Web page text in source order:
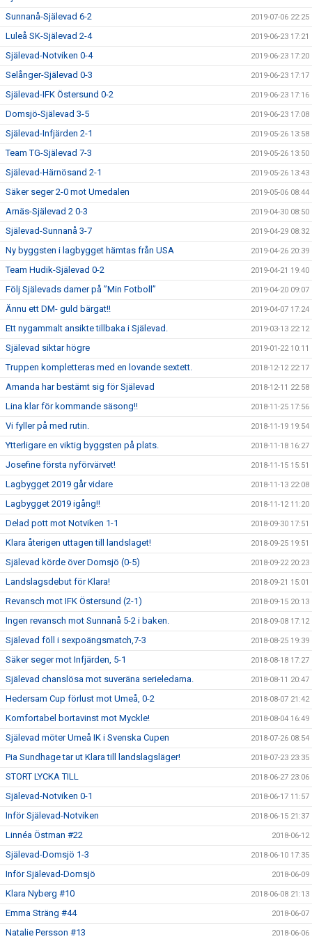
Sunnanå-Själevad 6-2 2019-07-06 22:25
Luleå SK-Själevad 2-4 2019-06-23 17:21
Själevad-Notviken 0-4 2019-06-23 17:20
Selånger-Själevad 0-3 2019-06-23 17:17
Själevad-IFK Östersund 0-2 2019-06-23 17:16
Domsjö-Själevad 3-5 2019-06-23 17:08
Själevad-Infjärden 2-1 2019-05-26 13:58
Team TG-Själevad 7-3 2019-05-26 13:50
Själevad-Härnösand 2-1 2019-05-26 13:43
Säker seger 2-0 mot Umedalen 2019-05-06 08:44
Arnäs-Själevad 2 0-3 2019-04-30 08:50
Själevad-Sunnanå 3-7 2019-04-29 08:32
Ny byggsten i lagbygget hämtas från USA 2019-04-26 20:39
Team Hudik-Själevad 0-2 2019-04-21 19:40
Följ Själevads damer på ”Min Fotboll” 2019-04-20 09:07
Ännu ett DM- guld bärgat!! 2019-04-07 17:24
Ett nygammalt ansikte tillbaka i Själevad. 2019-03-13 22:12
Själevad siktar högre 2019-01-22 10:11
Truppen kompletteras med en lovande sextett. 2018-12-12 22:17
Amanda har bestämt sig för Själevad 2018-12-11 22:58
Lina klar för kommande säsong!! 2018-11-25 17:56
Vi fyller på med rutin. 2018-11-19 19:54
Ytterligare en viktig byggsten på plats. 2018-11-18 16:27
Josefine första nyförvärvet! 2018-11-15 15:51
Lagbygget 2019 går vidare 2018-11-13 22:08
Lagbygget 2019 igång!! 2018-11-12 11:20
Delad pott mot Notviken 1-1 2018-09-30 17:51
Klara återigen uttagen till landslaget! 2018-09-25 19:51
Själevad körde över Domsjö (0-5) 2018-09-22 20:23
Landslagsdebut för Klara! 2018-09-21 15:01
Revansch mot IFK Östersund (2-1) 2018-09-15 20:13
Ingen revansch mot Sunnanå 5-2 i baken. 2018-09-08 17:12
Själevad föll i sexpoängsmatch,7-3 2018-08-25 19:39
Säker seger mot Infjärden, 5-1 2018-08-18 17:27
Själevad chanslösa mot suveräna serieledarna. 2018-08-11 20:47
Hedersam Cup förlust mot Umeå, 0-2 2018-08-07 21:42
Komfortabel bortavinst mot Myckle! 2018-08-04 16:49
Själevad möter Umeå IK i Svenska Cupen 2018-07-26 08:54
Pia Sundhage tar ut Klara till landslagsläger! 2018-07-23 23:35
STORT LYCKA TILL 2018-06-27 23:06
Själevad-Notviken 0-1 2018-06-17 11:57
Inför Själevad-Notviken 2018-06-15 21:37
Linnéa Östman #22 2018-06-12
Själevad-Domsjö 1-3 2018-06-10 17:35
Inför Själevad-Domsjö 2018-06-09
Klara Nyberg #10 2018-06-08 21:13
Emma Sträng #44 2018-06-07
Natalie Persson #13 2018-06-06